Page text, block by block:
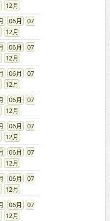
12
06
07
12
06
07
12
06
07
12
06
07
12
06
07
12
06
07
12
06
07
12
06
07
12